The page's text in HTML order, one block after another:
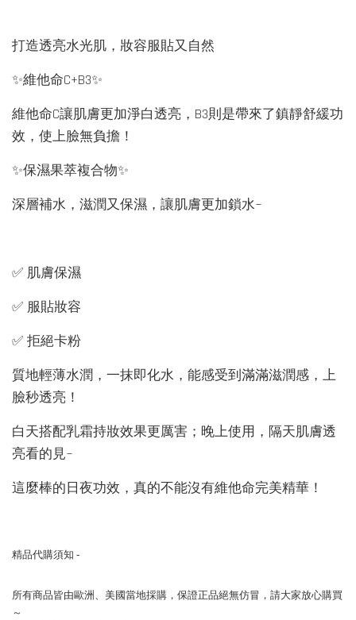
打造透亮水光肌，妝容服貼又自然
✨維他命C+B3✨
維他命C讓肌膚更加淨白透亮，B3則是帶來了鎮靜舒緩功
效，使上臉無負擔！
✨保濕果萃複合物✨
深層補水，滋潤又保濕，讓肌膚更加鎖水~
✅ 肌膚保濕
✅ 服貼妝容
✅ 拒絕卡粉
質地輕薄水潤，一抹即化水，能感受到滿滿滋潤感，上
臉秒透亮！
白天搭配乳霜持妝效果更厲害；晚上使用，隔天肌膚透
亮看的見~
這麼棒的日夜功效，真的不能沒有維他命完美精華！
精品代購須知 -
所有商品皆由歐洲、美國當地採購，保證正品絕無仿冒，請大家放心購買
～